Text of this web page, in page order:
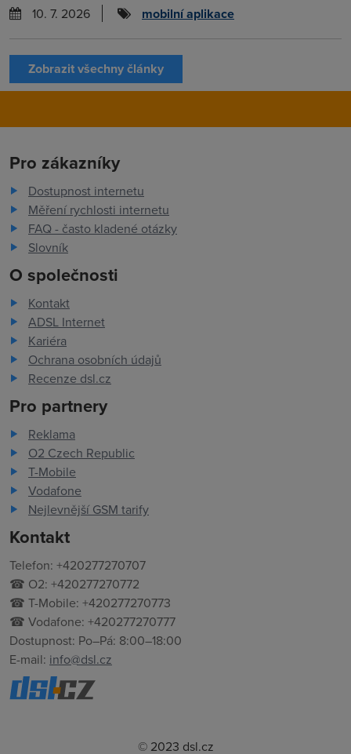
10. 7. 2026
mobilní aplikace
Zobrazit všechny články
Pro zákazníky
Dostupnost internetu
Měření rychlosti internetu
FAQ - často kladené otázky
Slovník
O společnosti
Kontakt
ADSL Internet
Kariéra
Ochrana osobních údajů
Recenze dsl.cz
Pro partnery
Reklama
O2 Czech Republic
T-Mobile
Vodafone
Nejlevnější GSM tarify
Kontakt
Telefon: +420277270707
☎ O2: +420277270772
☎ T-Mobile: +420277270773
☎ Vodafone: +420277270777
Dostupnost: Po–Pá: 8:00–18:00
E-mail: info@dsl.cz
© 2023 dsl.cz